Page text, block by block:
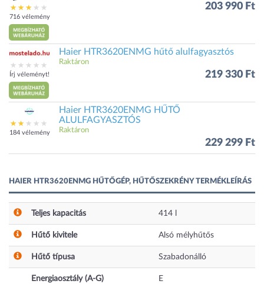
716 vélemény
203 990 Ft
Írj véleményt!
Haier HTR3620ENMG hűtő alulfagyasztós
Raktáron
219 330 Ft
184 vélemény
Haier HTR3620ENMG HŰTŐ
ALULFAGYASZTÓS
Raktáron
229 299 Ft
HAIER HTR3620ENMG HŰTŐGÉP, HŰTŐSZEKRÉNY TERMÉKLEÍRÁS
Teljes kapacitás 414
Hűtő kivitele Alsó mélyhűtős
Hűtő típusa Szabadonálló
Energiaosztály (A-G) E